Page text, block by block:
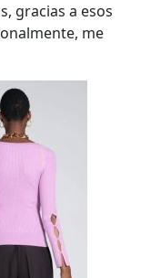
gracias a esos
me